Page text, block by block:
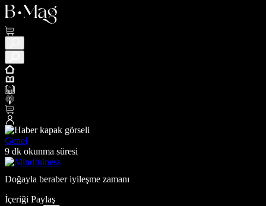
Genel
9 dk okunma süresi
Doğayla beraber iyileşme zamanı
İçeriği Paylaş